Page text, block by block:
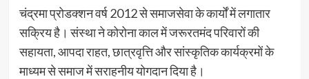
चंद्रमा प्रोडक्शन वर्ष 2012 से समाजसेवा के कार्यों में लगातार
सक्रिय है। संस्था ने कोरोना काल में जरूरतमंद परिवारों की
सहायता, आपदा राहत, छात्रवृत्ति और सांस्कृतिक कार्यक्रमों के
माध्यम से समाज में सराहनीय योगदान दिया है।